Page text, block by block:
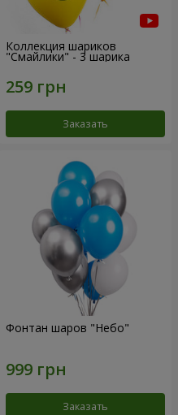
Коллекция шариков
"Смайлики" - 3 шарика
Заказать
Фонтан шаров "Небо"
Заказать